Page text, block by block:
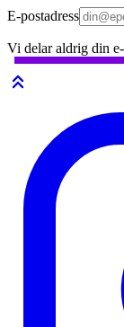
E-postadress
Vi delar aldrig din